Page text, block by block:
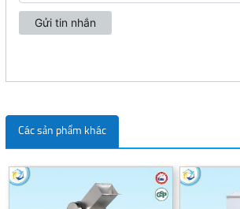
Các sản phẩm khác